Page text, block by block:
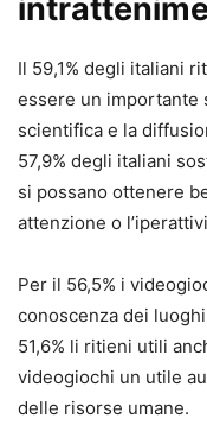
Il 59,1% degli italiani
essere un importante
scientifica e la
57,9% degli italiani
si possano ottenere
attenzione o
Per il 56,5% i
conoscenza dei
51,6% li ritieni utili
videogiochi un utile
delle risorse umane.